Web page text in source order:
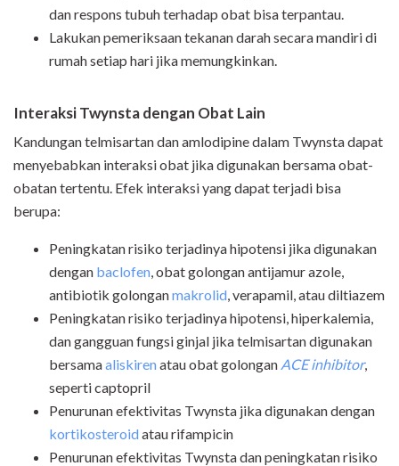
dan respons tubuh terhadap obat bisa terpantau.
Lakukan pemeriksaan tekanan darah secara mandiri di
rumah setiap hari jika memungkinkan.
Interaksi Twynsta dengan Obat Lain
Kandungan telmisartan dan amlodipine dalam Twynsta dapat
menyebabkan interaksi obat jika digunakan bersama obat-
obatan tertentu. Efek interaksi yang dapat terjadi bisa
berupa:
Peningkatan risiko terjadinya hipotensi jika digunakan
dengan baclofen, obat golongan antijamur azole,
antibiotik golonganmakrolid, verapamil, atau diltiazem
Peningkatan risiko terjadinya hipotensi, hiperkalemia,
dan gangguan fungsi ginjal jika telmisartan digunakan
bersamaaliskirenatau obat golongan ACE inhibitor,
seperti captopril
Penurunan efektivitas Twynsta jika digunakan dengan
kortikosteroidatau rifampicin
Penurunan efektivitas Twynsta dan peningkatan risiko